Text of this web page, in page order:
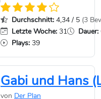
Durchschnitt: 4,34 / 5 (3
Letzte Woche: 31 Dauer:
Plays: 39
Gabi und Hans
von Der Plan